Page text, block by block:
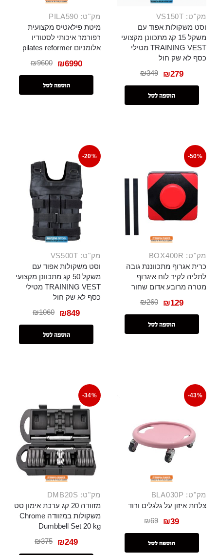
מק"ט: VS150T
וסט משקולות אפוד עם
משקל 15 קג מתכוונן מקצועי
TRAINING VEST מטילי
כסף לא שק חול
₪349 ₪279
הוספה לסל
מק"ט: PILA590
מיטת פילאטיס מקצועית
רפורמר איכותי לסטודיו
אלומניום pilates reformer
₪9600 ₪6990
הוספה לסל
-50%
מק"ט: BOX400R
כרית אגרוף מתכווננת גובה
לתליה לקיר לוח איגרוף
מטרה מרובע אדום שחור
₪260 ₪129
הוספה לסל
-20%
מק"ט: VS500T
וסט משקולות אפוד עם
משקל 50 קג מתכוונן מקצועי
TRAINING VEST מטילי
כסף לא שק חול
₪1060 ₪849
הוספה לסל
-43%
מק"ט: BLA030P
צלחת איזון על גלגלים ורוד
₪69 ₪39
הוספה לסל
-34%
מק"ט: DMB20S
מזוודה 20 קג ערכת אימון סט
משקולות במזוודה Chrome
Dumbbell Set 20 kg
₪375 ₪249